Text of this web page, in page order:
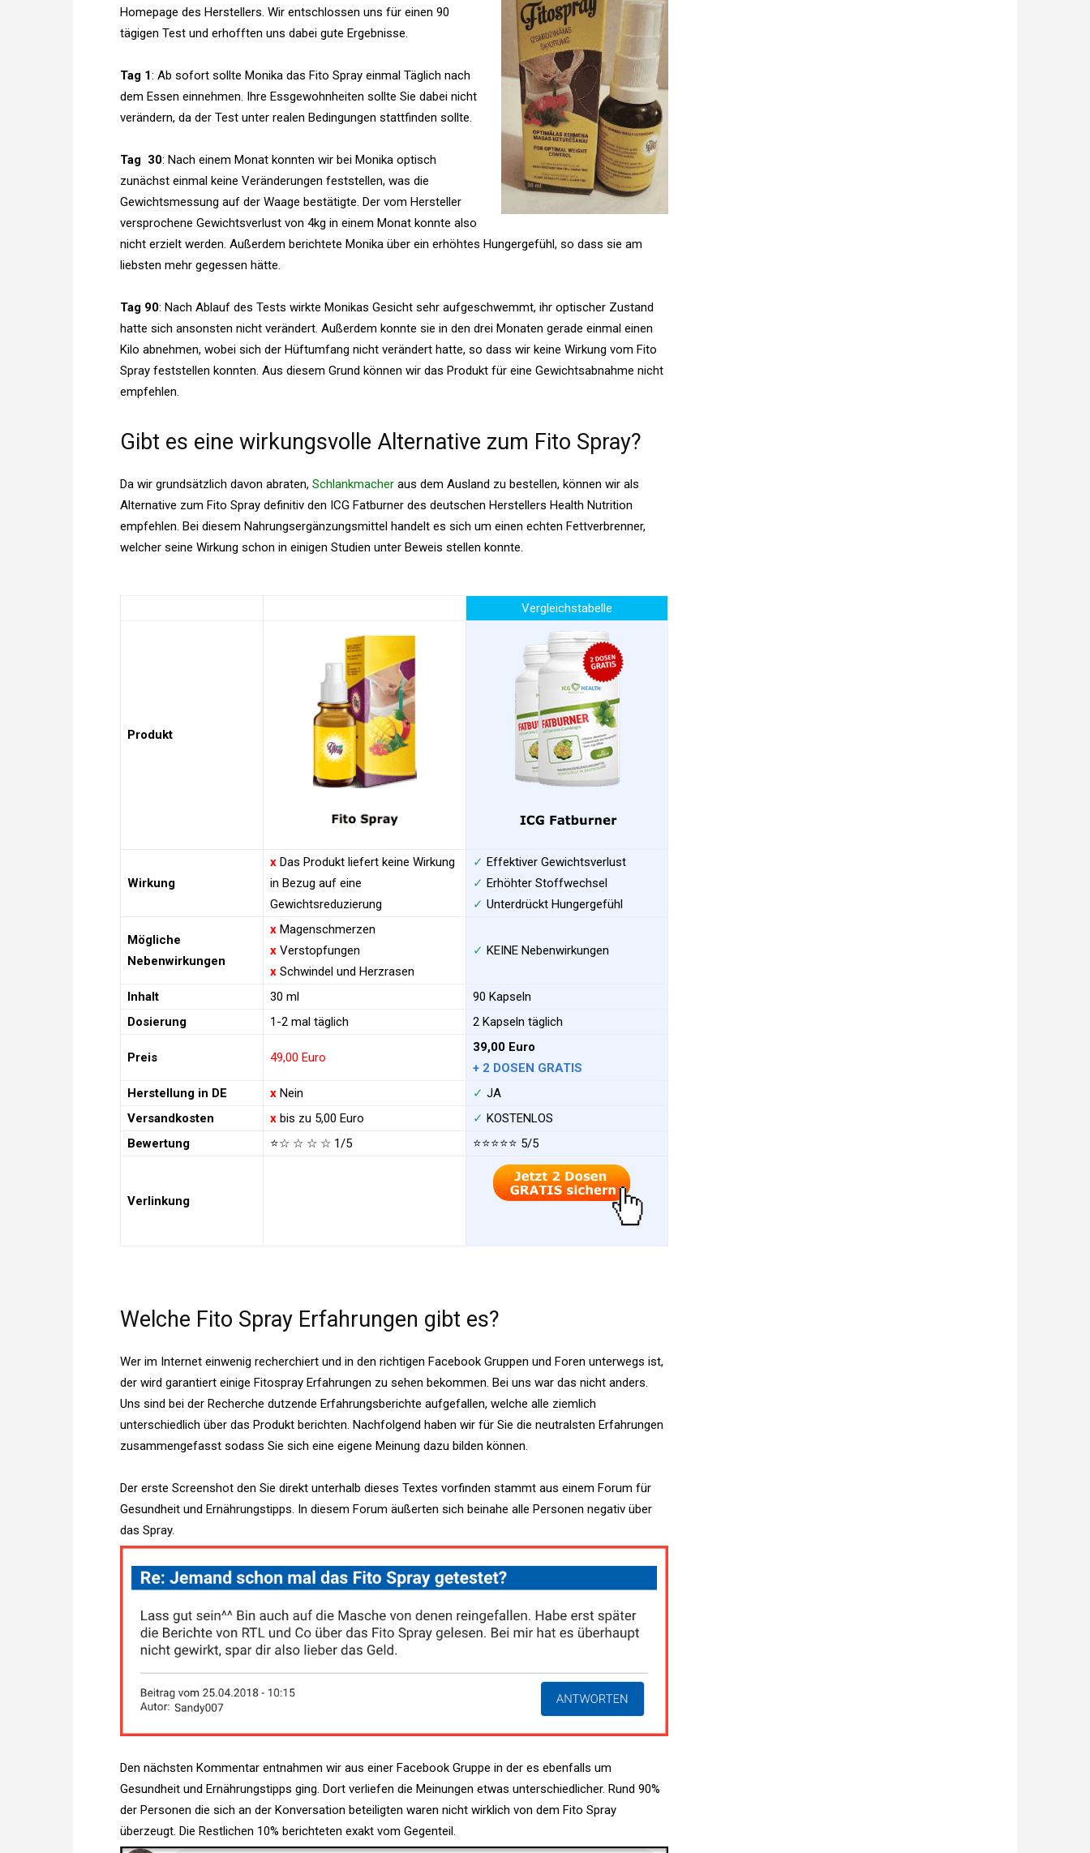
Homepage des Herstellers. Wir entschlossen uns für einen 90
tägigen Test und erhofften uns dabei gute Ergebnisse.
Tag 1: Ab sofort sollte Monika das Fito Spray einmal Täglich nach
dem Essen einnehmen. Ihre Essgewohnheiten sollte Sie dabei nicht
verändern, da der Test unter realen Bedingungen stattfinden sollte.
Tag 30: Nach einem Monat konnten wir bei Monika optisch
zunächst einmal keine Veränderungen feststellen, was die
Gewichtsmessung auf der Waage bestätigte. Der vom Hersteller
versprochene Gewichtsverlust von 4kg in einem Monat konnte also
nicht erzielt werden. Außerdem berichtete Monika über ein erhöhtes Hungergefühl, so dass sie am
liebsten mehr gegessen hätte.
Tag 90: Nach Ablauf des Tests wirkte Monikas Gesicht sehr aufgeschwemmt, ihr optischer Zustand
hatte sich ansonsten nicht verändert. Außerdem konnte sie in den drei Monaten gerade einmal einen
Kilo abnehmen, wobei sich der Hüftumfang nicht verändert hatte, so dass wir keine Wirkung vom Fito
Spray feststellen konnten. Aus diesem Grund können wir das Produkt für eine Gewichtsabnahme nicht
empfehlen.
Gibt es eine wirkungsvolle Alternative zum Fito Spray?
Da wir grundsätzlich davon abraten, Schlankmacher aus dem Ausland zu bestellen, können wir als
Alternative zum Fito Spray definitiv den ICG Fatburner des deutschen Herstellers Health Nutrition
empfehlen. Bei diesem Nahrungsergänzungsmittel handelt es sich um einen echten Fettverbrenner,
welcher seine Wirkung schon in einigen Studien unter Beweis stellen konnte.
Vergleichstabelle
Produkt
Wirkung
x Das Produkt liefert keine Wirkung
in Bezug auf eine
Gewichtsreduzierung
✓ Effektiver Gewichtsverlust
✓ Erhöhter Stoffwechsel
✓ Unterdrückt Hungergefühl
Mögliche
Nebenwirkungen
x Magenschmerzen
x Verstopfungen
x Schwindel und Herzrasen
✓ KEINE Nebenwirkungen
Inhalt 30 ml
90 Kapseln
Dosierung
1-2 mal täglich 2 Kapseln täglich
Preis 49,00 Euro
39,00 Euro
+ 2 DOSEN GRATIS
Herstellung in DE
x Nein ✓ JA
Versandkosten
x bis zu 5,00 Euro ✓ KOSTENLOS
Bewertung
⭐☆ ☆ ☆ ☆ 1/5 ⭐⭐⭐⭐⭐ 5/5
Verlinkung
Welche Fito Spray Erfahrungen gibt es?
Wer im Internet einwenig recherchiert und in den richtigen Facebook Gruppen und Foren unterwegs ist,
der wird garantiert einige Fitospray Erfahrungen zu sehen bekommen. Bei uns war das nicht anders.
Uns sind bei der Recherche dutzende Erfahrungsberichte aufgefallen, welche alle ziemlich
unterschiedlich über das Produkt berichten. Nachfolgend haben wir für Sie die neutralsten Erfahrungen
zusammengefasst sodass Sie sich eine eigene Meinung dazu bilden können.
Der erste Screenshot den Sie direkt unterhalb dieses Textes vorfinden stammt aus einem Forum für
Gesundheit und Ernährungstipps. In diesem Forum äußerten sich beinahe alle Personen negativ über
das Spray.
Den nächsten Kommentar entnahmen wir aus einer Facebook Gruppe in der es ebenfalls um
Gesundheit und Ernährungstipps ging. Dort verliefen die Meinungen etwas unterschiedlicher. Rund 90%
der Personen die sich an der Konversation beteiligten waren nicht wirklich von dem Fito Spray
überzeugt. Die Restlichen 10% berichteten exakt vom Gegenteil.